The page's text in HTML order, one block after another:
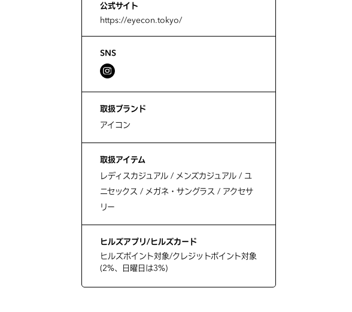
公式サイト
https://eyecon.tokyo/
SNS
取扱ブランド
アイコン
取扱アイテム
レディスカジュアル / メンズカジュアル / ユ
ニセックス / メガネ・サングラス / アクセサ
リー
ヒルズアプリ/ヒルズカード
ヒルズポイント対象/クレジットポイント対象
(2%、日曜日は3%)